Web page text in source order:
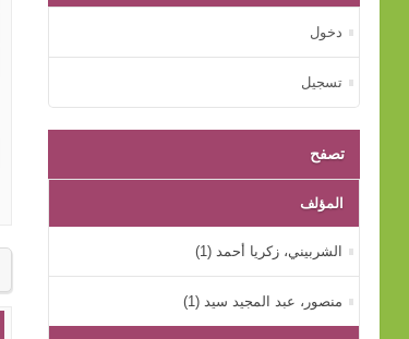
دخول
تسجيل
تصفح
المؤلف
الشربيني، زكريا أحمد (1)
منصور، عبد المجيد سيد (1)